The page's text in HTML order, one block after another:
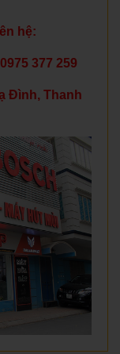
hệ:
377 259
Đình, Thanh